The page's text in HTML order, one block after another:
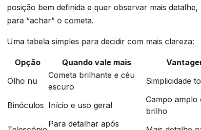
posição bem definida e quer observar mais
para “achar” o cometa.
Uma tabela simples para decidir com mais clareza:
Opção Quando vale mais
Olho nu
Cometa brilhante e céu
escuro
Simplicidade
Binóculos Início e uso geral
Campo amplo
brilho
Para detalhar após